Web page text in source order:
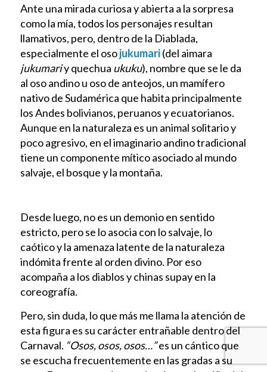
Ante una mirada curiosa y abierta a la sorpresa
como la mía, todos los personajes resultan
llamativos, pero, dentro de la Diablada,
especialmente el osojukumari(del aimara
jukumariy quechua ukuku), nombre que se le da
al oso andino u oso de anteojos, un mamífero
nativo de Sudamérica que habita principalmente
los Andes bolivianos, peruanos y ecuatorianos.
Aunque en la naturaleza es un animal solitario y
poco agresivo, en el imaginario andino tradicional
tiene un componente mítico asociado al mundo
salvaje, el bosque y la montaña.
Desde luego, no es un demonio en sentido
estricto, pero se lo asocia con lo salvaje, lo
caótico y la amenaza latente de la naturaleza
indómita frente al orden divino. Por eso
acompaña a los diablos y chinas supay en la
coreografía.
Pero, sin duda, lo que más me llama la atención de
esta figura es su carácter entrañable dentro del
Carnaval. “Osos, osos, osos…”es un cántico que
se escucha frecuentemente en las gradas a su